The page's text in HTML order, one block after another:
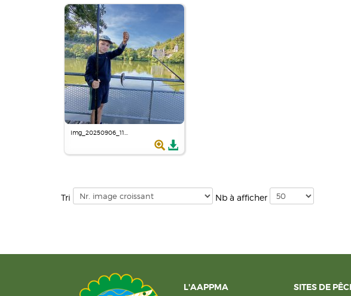
img_20250906_11...
Tri Nb à afficher
L'AAPPMA SITES DE